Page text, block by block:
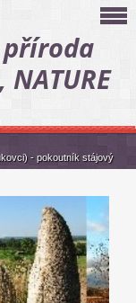
NATURE
- pokoutník stájový